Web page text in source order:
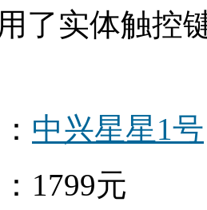
了实体触控
中兴星星1号
1799元